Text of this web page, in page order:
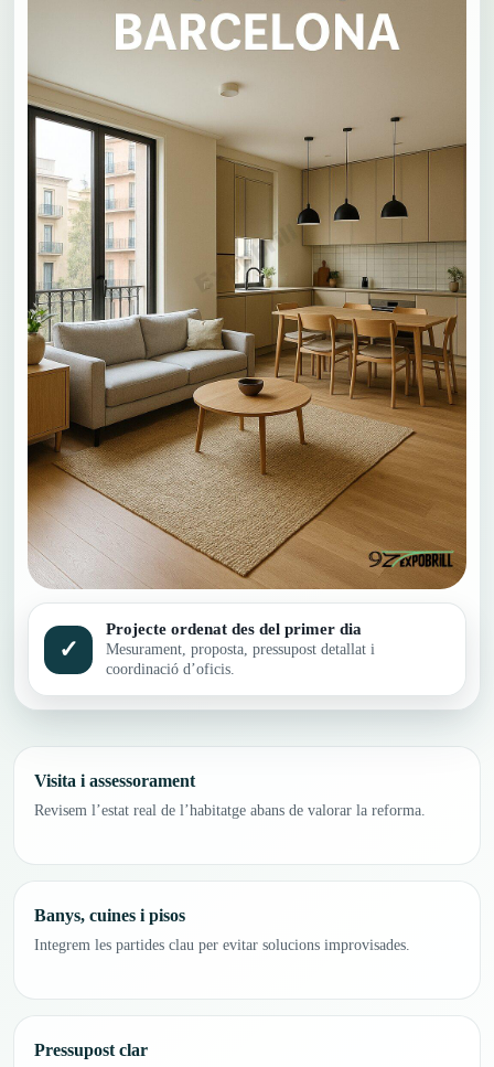
✓
Projecte ordenat des del primer dia
Mesurament, proposta, pressupost detallat i
coordinació d’oficis.
Visita i assessorament
Revisem l’estat real de l’habitatge abans de valorar la reforma.
Banys, cuines i pisos
Integrem les partides clau per evitar solucions improvisades.
Pressupost clar